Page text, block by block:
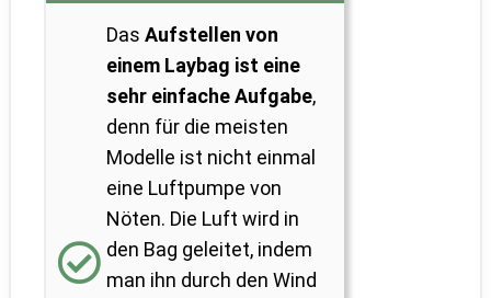
Das Aufstellen von
einem Laybag ist eine
sehr einfache Aufgabe,
denn für die meisten
Modelle ist nicht einmal
eine Luftpumpe von
Nöten. Die Luft wird in
den Bag geleitet, indem
man ihn durch den Wind